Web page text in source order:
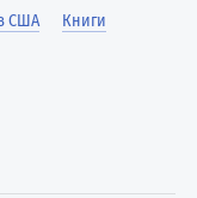
США
Книги